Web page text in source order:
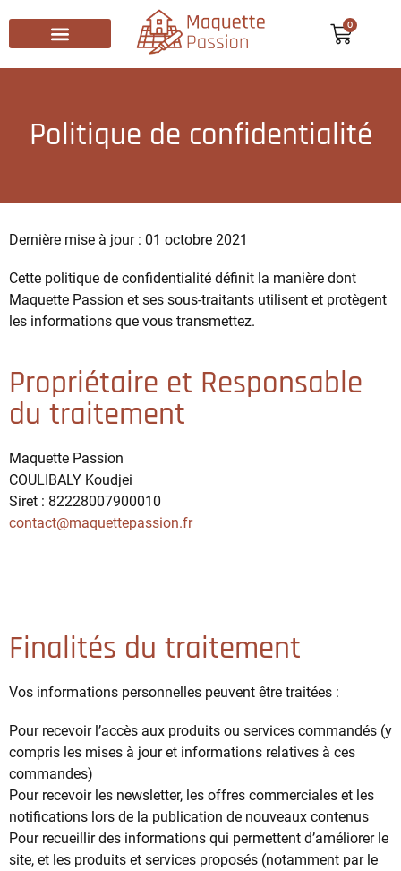
0
Politique de confidentialité
Dernière mise à jour : 01 octobre 2021
Cette politique de confidentialité définit la manière dont
Maquette Passion et ses sous-traitants utilisent et protègent
les informations que vous transmettez.
Propriétaire et Responsable
du traitement
Maquette Passion
COULIBALY Koudjei
Siret : 82228007900010
contact@maquettepassion.fr
Finalités du traitement
Vos informations personnelles peuvent être traitées :
Pour recevoir l’accès aux produits ou services commandés (y
compris les mises à jour et informations relatives à ces
commandes)
Pour recevoir les newsletter, les offres commerciales et les
notifications lors de la publication de nouveaux contenus
Pour recueillir des informations qui permettent d’améliorer le
site, et les produits et services proposés (notamment par le